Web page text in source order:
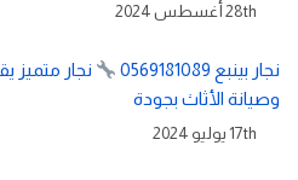
28th أغسطس 2024
نجار بينبع 0569181089
نجار
وصيانة الأثاث بجودة
17th يوليو 2024